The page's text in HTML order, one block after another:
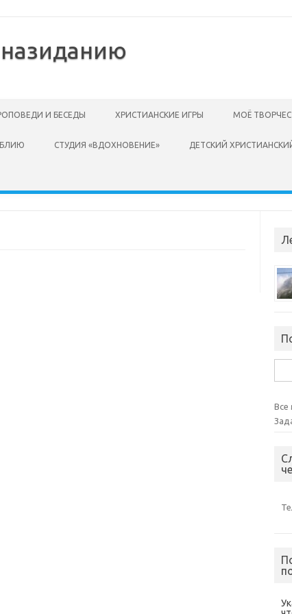
назиданию
И БЕСЕДЫ ХРИСТИАНСКИЕ ИГРЫ МОЁ
СТУДИЯ «ВДОХНОВЕНИЕ» ДЕТСКИЙ
Все